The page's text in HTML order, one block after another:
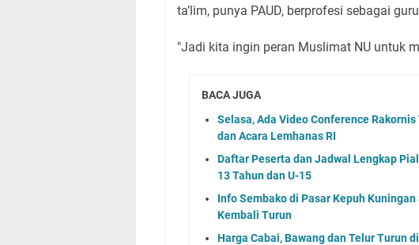
ta’lim, punya PAUD, berprofesi sebagai
"Jadi kita ingin peran Muslimat NU untuk
BACA JUGA
Selasa, Ada Video Conference
dan Acara Lemhanas RI
Daftar Peserta dan Jadwal Lengkap
13 Tahun dan U-15
Info Sembako di Pasar Kepuh
Kembali Turun
Harga Cabai, Bawang dan Telur Turun